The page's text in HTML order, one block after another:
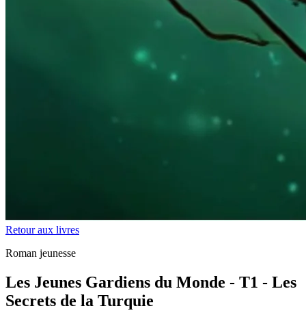
Retour aux livres
Roman jeunesse
Les Jeunes Gardiens du Monde - T1 - Les
Secrets de la Turquie